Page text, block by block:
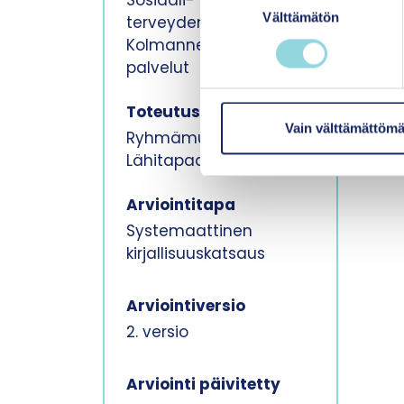
u
o
u
k
e
n
v
l
a
Välttämätön
Vain
terveydenhuolto,
Kolmannen sektorin
palvelut
Toteutusmuoto
Ryhmämuotoinen,
Lähitapaamiset
Arviointitapa
Systemaattinen
kirjallisuuskatsaus
Arviointiversio
2. versio
Arviointi päivitetty